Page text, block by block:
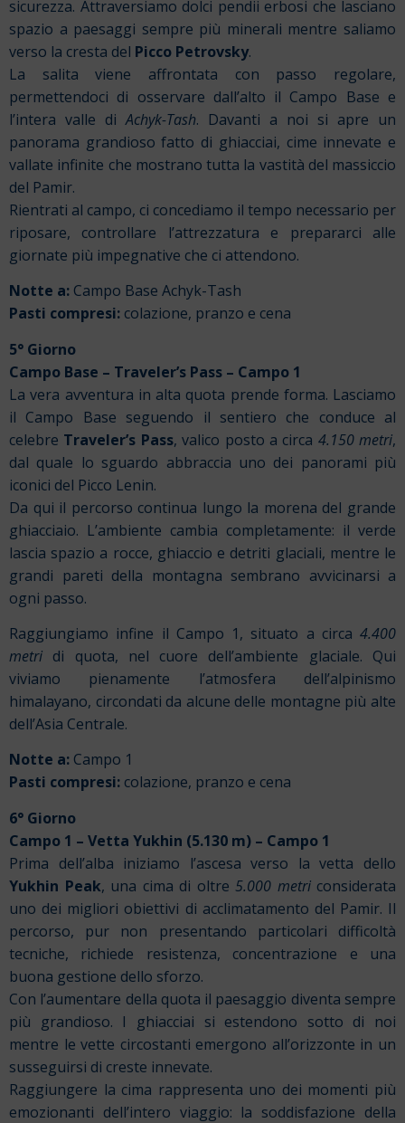
sicurezza. Attraversiamo dolci pendii erbosi che lasciano
spazio a paesaggi sempre più minerali mentre saliamo
verso la cresta del Picco Petrovsky.
La salita viene affrontata con passo regolare,
permettendoci di osservare dall’alto il Campo Base e
l’intera valle diAchyk-Tash. Davanti a noi si apre un
panorama grandioso fatto di ghiacciai, cime innevate e
vallate infinite che mostrano tutta la vastità del massiccio
del Pamir.
Rientrati al campo, ci concediamo il tempo necessario per
riposare, controllare l’attrezzatura e prepararci alle
giornate più impegnative che ci attendono.
Notte a: Campo Base Achyk-Tash
Pasti compresi: colazione, pranzo e cena
5° Giorno
Campo Base – Traveler’s Pass – Campo 1
La vera avventura in alta quota prende forma. Lasciamo
il Campo Base seguendo il sentiero che conduce al
celebre Traveler’s Pass, valico posto a circa 4.150 metri,
dal quale lo sguardo abbraccia uno dei panorami più
iconici del Picco Lenin.
Da qui il percorso continua lungo la morena del grande
ghiacciaio. L’ambiente cambia completamente: il verde
lascia spazio a rocce, ghiaccio e detriti glaciali, mentre le
grandi pareti della montagna sembrano avvicinarsi a
ogni passo.
Raggiungiamo infine il Campo 1, situato a circa 4.400
metri di quota, nel cuore dell’ambiente glaciale. Qui
viviamo pienamente l’atmosfera dell’alpinismo
himalayano, circondati da alcune delle montagne più alte
dell’Asia Centrale.
Notte a: Campo 1
Pasti compresi: colazione, pranzo e cena
6° Giorno
Campo 1 – Vetta Yukhin (5.130 m) – Campo 1
Prima dell’alba iniziamo l’ascesa verso la vetta dello
Yukhin Peak, una cima di oltre 5.000 metriconsiderata
uno dei migliori obiettivi di acclimatamento del Pamir. Il
percorso, pur non presentando particolari difficoltà
tecniche, richiede resistenza, concentrazione e una
buona gestione dello sforzo.
Con l’aumentare della quota il paesaggio diventa sempre
più grandioso. I ghiacciai si estendono sotto di noi
mentre le vette circostanti emergono all’orizzonte in un
susseguirsi di creste innevate.
Raggiungere la cima rappresenta uno dei momenti più
emozionanti dell’intero viaggio: la soddisfazione della